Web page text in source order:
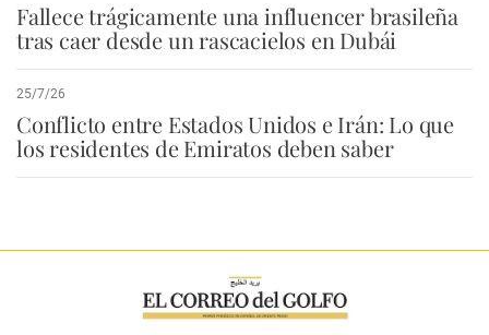
Fallece trágicamente una influencer brasileña
tras caer desde un rascacielos en Dubái
25/7/26
Conflicto entre Estados Unidos e Irán: Lo que
los residentes de Emiratos deben saber